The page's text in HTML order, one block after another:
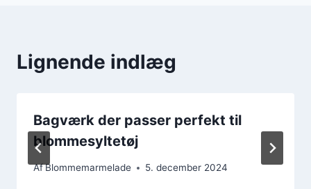
Lignende indlæg
Bagværk der passer perfekt til
blommesyltetøj
AfBlommemarmelade 5. december 2024